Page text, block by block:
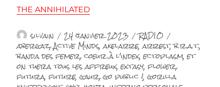
THE ANNIHILATED
Auteur
silvain Publié
le
24 janvier 2023 Catégories
RADIO
abergaz,Active Minds,akelarre,arrest,b.r.a.t.,
banda des femer,coeur à l'index,ectoplasm,et
on tuera tous les affreux,extasy,flower,
futura,future,gaur,go public !,gorilla